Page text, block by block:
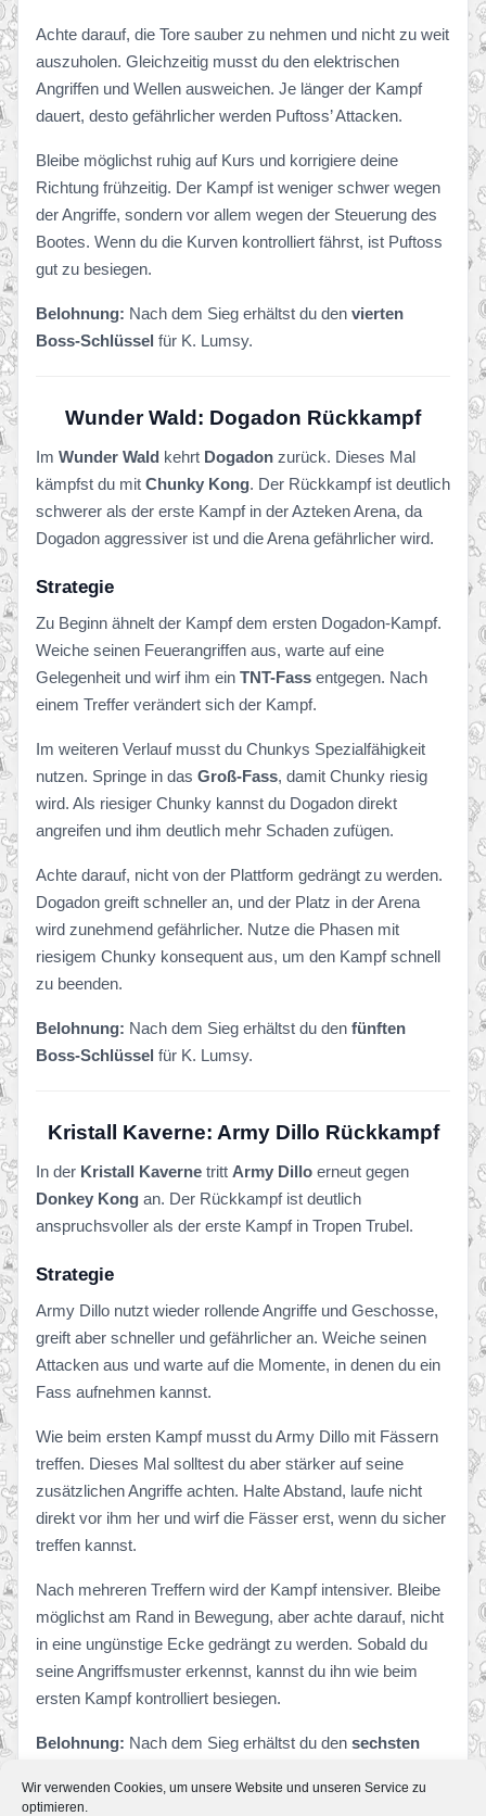
Wir verwenden Cookies, um unsere Website und unseren Service zu
optimieren.
Achte darauf, die Tore sauber zu nehmen und nicht zu weit
auszuholen. Gleichzeitig musst du den elektrischen
Angriffen und Wellen ausweichen. Je länger der Kampf
dauert, desto gefährlicher werden Puftoss’ Attacken.
Bleibe möglichst ruhig auf Kurs und korrigiere deine
Richtung frühzeitig. Der Kampf ist weniger schwer wegen
der Angriffe, sondern vor allem wegen der Steuerung des
Bootes. Wenn du die Kurven kontrolliert fährst, ist Puftoss
gut zu besiegen.
Belohnung: Nach dem Sieg erhältst du den vierten
Boss-Schlüssel für K. Lumsy.
Wunder Wald: Dogadon Rückkampf
Im Wunder Wald kehrt Dogadon zurück. Dieses Mal
kämpfst du mit Chunky Kong. Der Rückkampf ist deutlich
schwerer als der erste Kampf in der Azteken Arena, da
Dogadon aggressiver ist und die Arena gefährlicher wird.
Strategie
Zu Beginn ähnelt der Kampf dem ersten Dogadon-Kampf.
Weiche seinen Feuerangriffen aus, warte auf eine
Gelegenheit und wirf ihm ein TNT-Fass entgegen. Nach
einem Treffer verändert sich der Kampf.
Im weiteren Verlauf musst du Chunkys Spezialfähigkeit
nutzen. Springe in das Groß-Fass, damit Chunky riesig
wird. Als riesiger Chunky kannst du Dogadon direkt
angreifen und ihm deutlich mehr Schaden zufügen.
Achte darauf, nicht von der Plattform gedrängt zu werden.
Dogadon greift schneller an, und der Platz in der Arena
wird zunehmend gefährlicher. Nutze die Phasen mit
riesigem Chunky konsequent aus, um den Kampf schnell
zu beenden.
Belohnung: Nach dem Sieg erhältst du den fünften
Boss-Schlüssel für K. Lumsy.
Kristall Kaverne: Army Dillo Rückkampf
In der Kristall Kaverne tritt Army Dillo erneut gegen
Donkey Kong an. Der Rückkampf ist deutlich
anspruchsvoller als der erste Kampf in Tropen Trubel.
Strategie
Army Dillo nutzt wieder rollende Angriffe und Geschosse,
greift aber schneller und gefährlicher an. Weiche seinen
Attacken aus und warte auf die Momente, in denen du ein
Fass aufnehmen kannst.
Wie beim ersten Kampf musst du Army Dillo mit Fässern
treffen. Dieses Mal solltest du aber stärker auf seine
zusätzlichen Angriffe achten. Halte Abstand, laufe nicht
direkt vor ihm her und wirf die Fässer erst, wenn du sicher
treffen kannst.
Nach mehreren Treffern wird der Kampf intensiver. Bleibe
möglichst am Rand in Bewegung, aber achte darauf, nicht
in eine ungünstige Ecke gedrängt zu werden. Sobald du
seine Angriffsmuster erkennst, kannst du ihn wie beim
ersten Kampf kontrolliert besiegen.
Belohnung: Nach dem Sieg erhältst du den sechsten